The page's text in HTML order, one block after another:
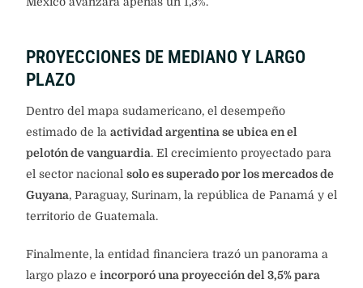
PROYECCIONES DE MEDIANO Y LARGO
PLAZO
Dentro del mapa sudamericano, el desempeño
estimado de la actividad argentina se ubica en el
pelotón de vanguardia. El crecimiento proyectado para
el sector nacional solo es superado por los mercados de
Guyana, Paraguay, Surinam, la república de Panamá y el
territorio de Guatemala.
Finalmente, la entidad financiera trazó un panorama a
largo plazo e incorporó una proyección del 3,5% para